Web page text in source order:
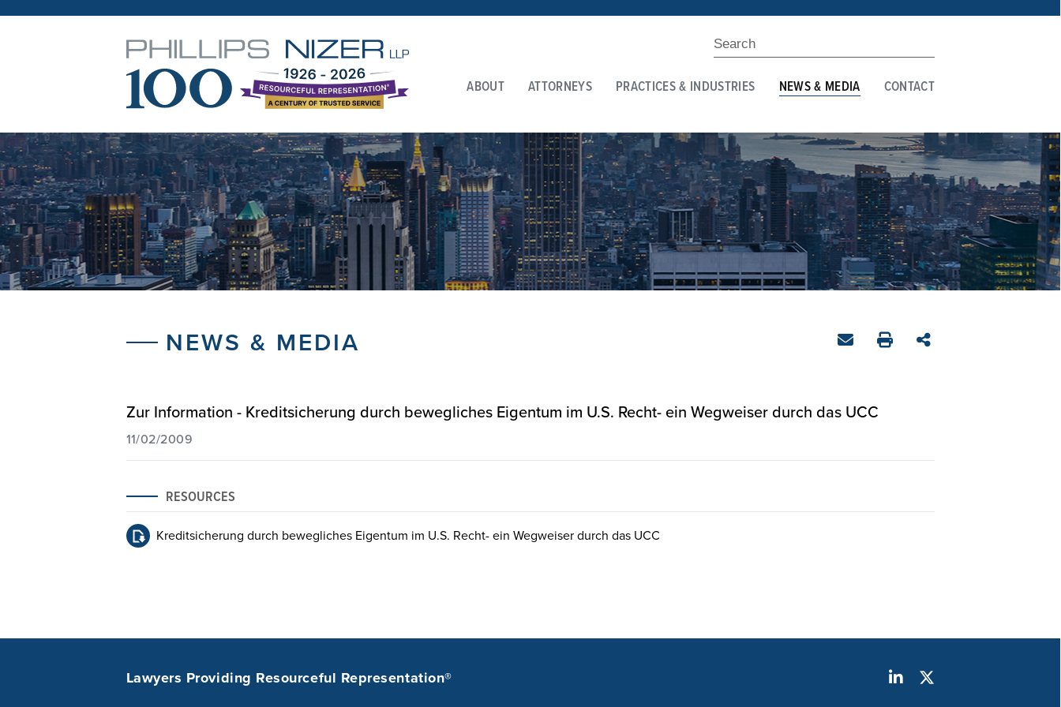
ABOUT ATTORNEYS PRACTICES & INDUSTRIES NEWS & MEDIA CONTACT
NEWS & MEDIA
RESOURCES
Kreditsicherung durch bewegliches Eigentum im U.S. Recht- ein Wegweiser durch das UCC
Zur Information - Kreditsicherung durch bewegliches Eigentum im U.S. Recht- ein Wegweiser durch das UCC
11/02/2009
Lawyers Providing Resourceful Representation®